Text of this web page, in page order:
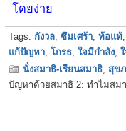
โดยง่าย
Tags: กังวล, ซึมเศร้า, ท้อแท้,
แก้ปัญหา, โกรธ, ใจมีกำลัง,
นั่งสมาธิ-เรียนสมาธิ, สุข
ปัญหาด้วยสมาธิ 2: ทำไมสม